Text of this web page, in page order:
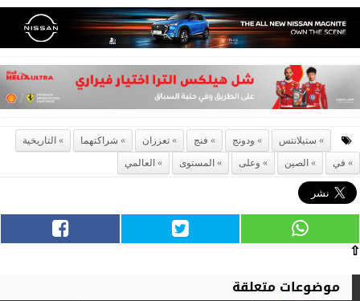
ستيلانتس ودونج فنج تعززان شراكتهما
التاريخية
في
الصين وعلى المستوى العالمي
⇧
موضوعات متعلقة